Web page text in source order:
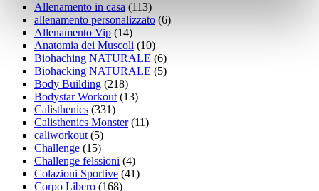
Allenamento in casa (113)
allenamento personalizzato (6)
Allenamento Vip (14)
Anatomia dei Muscoli (10)
Biohaching NATURALE (6)
Biohacking NATURALE (5)
Body Building (218)
Bodystar Workout(13)
Calisthenics (331)
Calisthenics Monster(11)
caliworkout(5)
Challenge (15)
Challenge felssioni (4)
Colazioni Sportive (41)
Corpo Libero (168)